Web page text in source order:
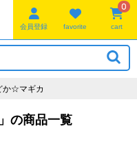
会員登録 favorite
0
cart
か☆マギカ
の商品一覧